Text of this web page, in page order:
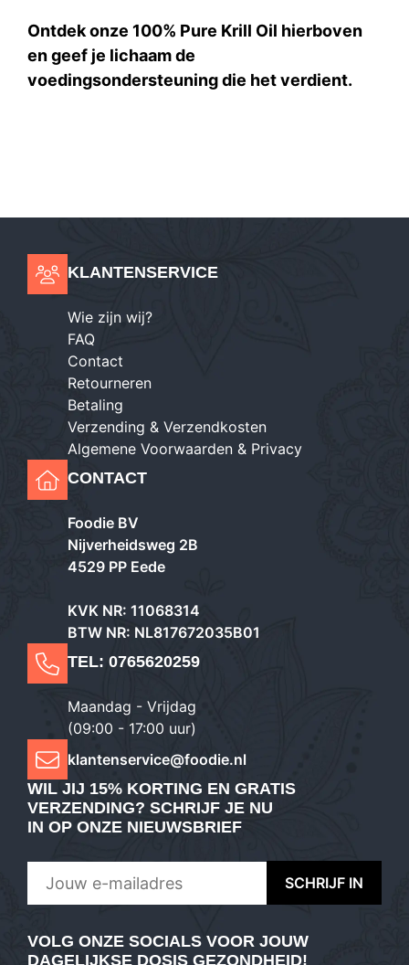
Ontdek onze 100% Pure Krill Oil hierboven
en geef je lichaam de
voedingsondersteuning die het verdient.
KLANTENSERVICE
Wie zijn wij?
FAQ
Contact
Retourneren
Betaling
Verzending & Verzendkosten
Algemene Voorwaarden & Privacy
CONTACT
Foodie BV
Nijverheidsweg 2B
4529 PP Eede
KVK NR: 11068314
BTW NR: NL817672035B01
TEL: 0765620259
Maandag - Vrijdag
(09:00 - 17:00 uur)
klantenservice@foodie.nl
WIL JIJ 15% KORTING EN GRATIS
VERZENDING? SCHRIJF JE NU
IN OP ONZE NIEUWSBRIEF
VOLG ONZE SOCIALS VOOR JOUW
DAGELIJKSE DOSIS GEZONDHEID!